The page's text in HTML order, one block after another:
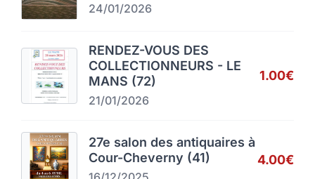
24/01/2026
RENDEZ-VOUS DES
COLLECTIONNEURS - LE
MANS (72)
21/01/2026
1.00€
27e salon des antiquaires à
Cour-Cheverny (41)
4.00€